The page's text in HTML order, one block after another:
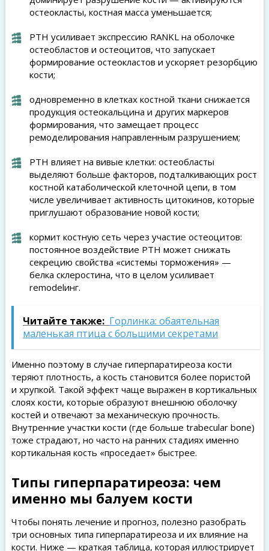
остеокласты, костная масса уменьшается;
PTH усиливает экспрессию RANKL на оболочке
остеобластов и остеоцитов, что запускает
формирование остеокластов и ускоряет резорбцию
кости;
одновременно в клетках костной ткани снижается
продукция остеокальцина и других маркеров
формирования, что замещает процесс
ремоделирования направленным разрушением;
PTH влияет на вивые клетки: остеобласты
выделяют больше факторов, подталкивающих рост
костной катаболической клеточной цепи, в том
числе увеличивает активность цитокинов, которые
приглушают образование новой кости;
кормит костную сеть через участие остеоцитов:
постоянное воздействие PTH может снижать
секрецию свойства «системы торможения» —
белка склеростина, что в целом усиливает
remodelинг.
Читайте также: Горлинка: обаятельная
маленькая птица с большими секретами
Именно поэтому в случае гиперпаратиреоза кости
теряют плотность, а кость становится более пористой
и хрупкой. Такой эффект чаще выражен в кортикальных
слоях кости, которые образуют внешнюю оболочку
костей и отвечают за механическую прочность.
Внутренние участки кости (где больше trabecular bone)
тоже страдают, но часто на ранних стадиях именно
кортикальная кость «проседает» быстрее.
Типы гиперпаратиреоза: чем
именно мы балуем кости
Чтобы понять лечение и прогноз, полезно разобрать
три основных типа гиперпаратиреоза и их влияние на
кости. Ниже — краткая таблица, которая иллюстрирует